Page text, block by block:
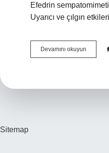
Efedrin
Uyarıcı ve çılgın
Devamını okuyun
Nasıl
Sitemap